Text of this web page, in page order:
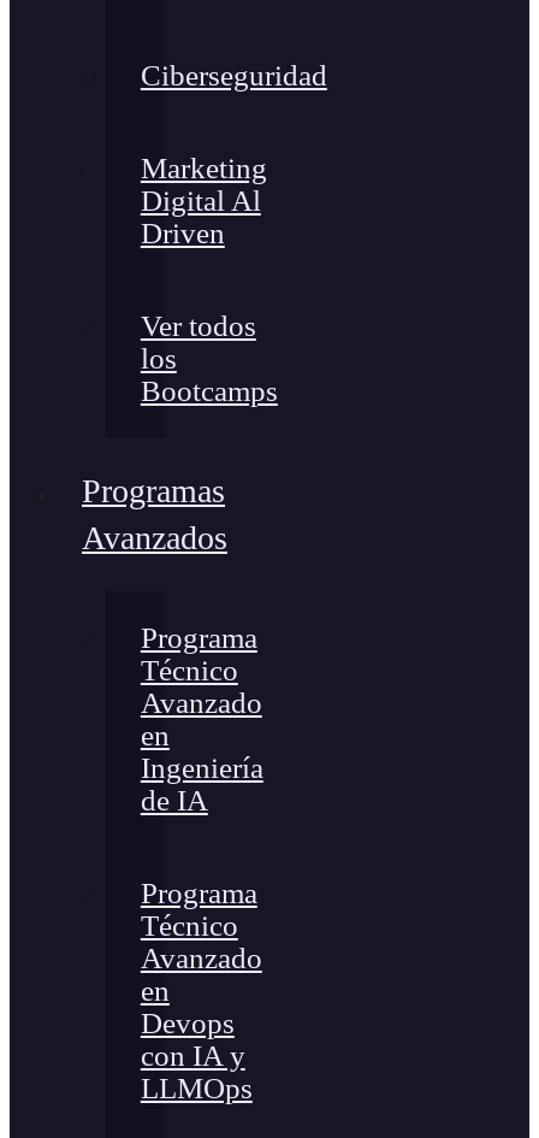
Ciberseguridad
Marketing
Digital Al
Driven
Ver todos
los
Bootcamps
Programas
Avanzados
Programa
Técnico
Avanzado
en
Ingeniería
de IA
Programa
Técnico
Avanzado
en
Devops
con IA y
LLMOps